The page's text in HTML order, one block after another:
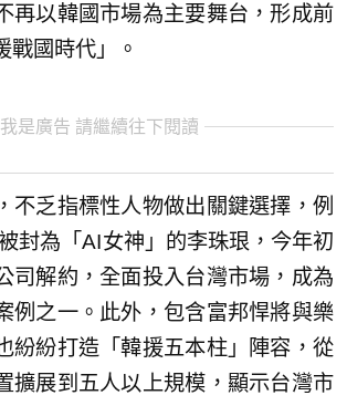
再以韓國市場為主要舞台，形成前
戰國時代」。
我是廣告 請繼續往下閱讀
不乏指標性人物做出關鍵選擇，例
封為「AI女神」的李珠珢，今年初
司解約，全面投入台灣市場，成為
例之一。此外，包含富邦悍將與樂
紛紛打造「韓援五本柱」陣容，從
擴展到五人以上規模，顯示台灣市